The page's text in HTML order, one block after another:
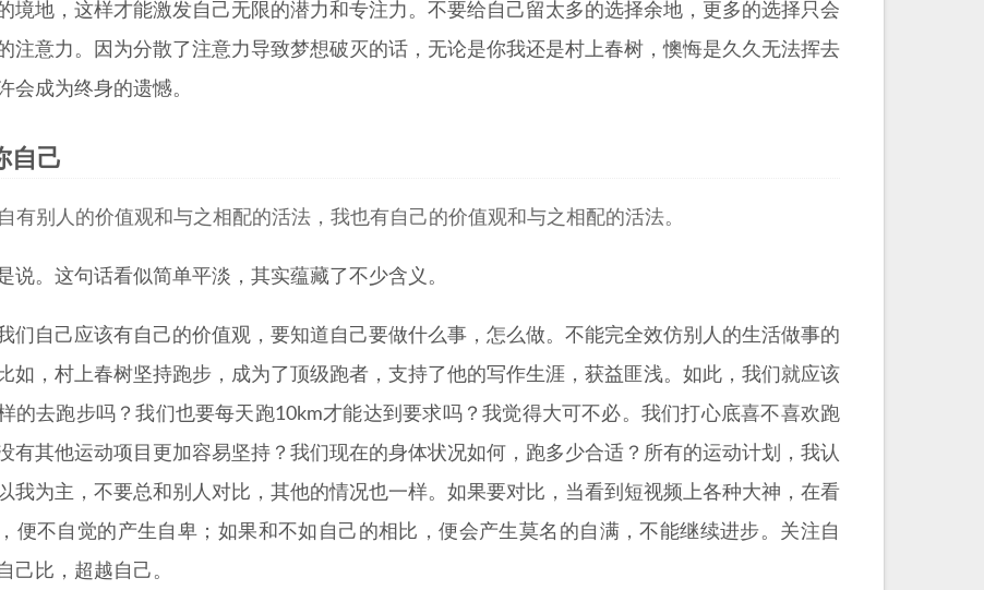
境地，这样才能激发自己无限的潜力和专注力。不要给自己留太多的选择余地，更多的选择只会
注意力。因为分散了注意力导致梦想破灭的话，无论是你我还是村上春树，懊悔是久久无法挥去
会成为终身的遗憾。
自己
有别人的价值观和与之相配的活法，我也有自己的价值观和与之相配的活法。
说。这句话看似简单平淡，其实蕴藏了不少含义。
们自己应该有自己的价值观，要知道自己要做什么事，怎么做。不能完全效仿别人的生活做事的
如，村上春树坚持跑步，成为了顶级跑者，支持了他的写作生涯，获益匪浅。如此，我们就应该
的去跑步吗？我们也要每天跑10km才能达到要求吗？我觉得大可不必。我们打心底喜不喜欢跑
有其他运动项目更加容易坚持？我们现在的身体状况如何，跑多少合适？所有的运动计划，我认
我为主，不要总和别人对比，其他的情况也一样。如果要对比，当看到短视频上各种大神，在看
便不自觉的产生自卑；如果和不如自己的相比，便会产生莫名的自满，不能继续进步。关注自
己比，超越自己。